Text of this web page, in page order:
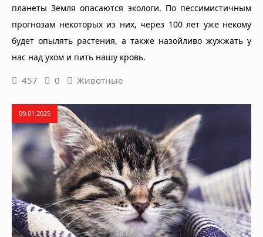
планеты Земля опасаются экологи. По пессимистичным
прогнозам некоторых из них, через 100 лет уже некому
будет опылять растения, а также назойливо жужжать у
нас над ухом и пить нашу кровь.
457 0 Животные
09.01.2025